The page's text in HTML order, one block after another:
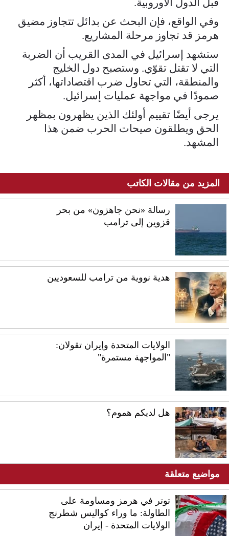
قبل الدول الأوروبية.
وفي الواقع، فإن البحث عن بدائل تتجاوز مضيق
هرمز قد تجاوز مرحلة المشاريع.
ستشهد إسرائيل في المدى القريب أن الضربة
التي لا تقتل تقوّي. وستصبح دول الخليج
والمنطقة، التي تحاول ضرب اقتصاداتها، أكثر
صمودًا في مواجهة عمليات إسرائيل.
يرجى أيضًا تقييم أولئك الذين يظهرون بمظهر
الحق ويطلقون صيحات الحرب ضمن هذا
المشهد.
المزيد من مقالات الكاتب
رسالة «نحن جاهزون» من بحر
قزوين إلى ترامب
هدية نووية من ترامب للسعوديين
الولايات المتحدة وإيران تقولان:
"المواجهة مستمرة"
هل لديكم هموم؟
مواضيع متعلقة
توتر في هرمز ومساومة على
الطاولة: ما وراء كواليس شطرنج
الولايات المتحدة - إيران